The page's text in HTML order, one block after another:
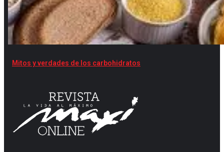
Mitos y verdades de los carbohidratos